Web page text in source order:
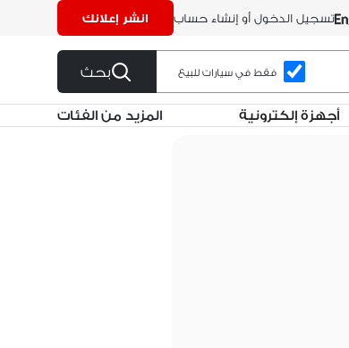
تسجيل الدخول أو إنشاء حساب انشر إعلانك
فقط في سيارات للبيع بحث
أجهزة إلكترونية المزيد من الفئات